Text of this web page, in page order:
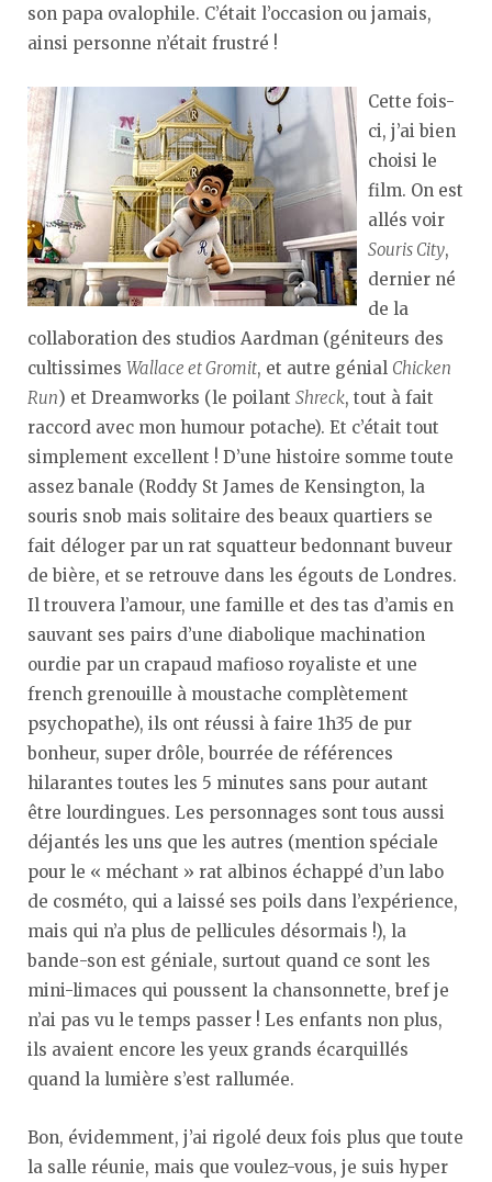
son papa ovalophile. C’était l’occasion ou jamais,
ainsi personne n’était frustré !
Cette fois-
ci, j’ai bien
choisi le
film. On est
allés voir
Souris City,
dernier né
de la
collaboration des studios Aardman (géniteurs des
cultissimes Wallace et Gromit, et autre génial Chicken
Run) et Dreamworks (le poilant Shreck, tout à fait
raccord avec mon humour potache). Et c’était tout
simplement excellent ! D’une histoire somme toute
assez banale (Roddy St James de Kensington, la
souris snob mais solitaire des beaux quartiers se
fait déloger par un rat squatteur bedonnant buveur
de bière, et se retrouve dans les égouts de Londres.
Il trouvera l’amour, une famille et des tas d’amis en
sauvant ses pairs d’une diabolique machination
ourdie par un crapaud mafioso royaliste et une
french grenouille à moustache complètement
psychopathe), ils ont réussi à faire 1h35 de pur
bonheur, super drôle, bourrée de références
hilarantes toutes les 5 minutes sans pour autant
être lourdingues. Les personnages sont tous aussi
déjantés les uns que les autres (mention spéciale
pour le « méchant » rat albinos échappé d’un labo
de cosméto, qui a laissé ses poils dans l’expérience,
mais qui n’a plus de pellicules désormais !), la
bande-son est géniale, surtout quand ce sont les
mini-limaces qui poussent la chansonnette, bref je
n’ai pas vu le temps passer ! Les enfants non plus,
ils avaient encore les yeux grands écarquillés
quand la lumière s’est rallumée.
Bon, évidemment, j’ai rigolé deux fois plus que toute
la salle réunie, mais que voulez-vous, je suis hyper